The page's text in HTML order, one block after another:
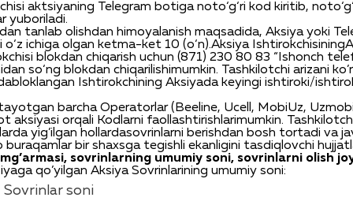
aktsiyaning Telegram botiga noto‘g‘ri kod kiritib,
yuboriladi.
tanlab olishdan himoyalanish maqsadida, Aksiya yoki
o‘z ichiga olgan ketma-ket 10 (o‘n).Aksiya Ishtirokchisining
blokdan chiqarish uchun (871) 230 80 83 “ Ishonch
so‘ng blokdan chiqarilishimumkin. Tashkilotchi arizani
bloklangan Ishtirokchining Aksiyada keyingi ishtiroki/
barcha Operatorlar(Beeline, Ucell , MobiUz,
aksiyasi orqali Kodlarni faollashtirishlarimumkin.
yig’ilgan hollardasovrinlarni berishdan bosh tortadi va
buraqamlar bir shaxsga tegishli ekanligini tasdiqlovchi
, sovrinlarning umumiy soni, sovrinlarni olish
qo’yilgan Aksiya Sovrinlarining umumiy soni:
Sovrinlar soni